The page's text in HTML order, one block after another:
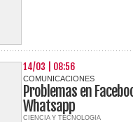
14/03 | 08:56
COMUNICACIONES
Problemas en
Whatsapp
CIENCIA Y TECNOLOGIA